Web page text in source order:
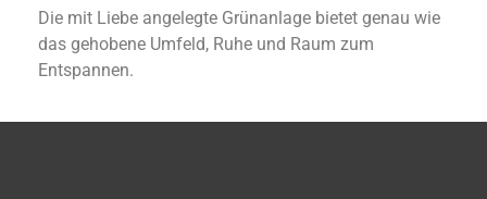
Die mit Liebe angelegte Grünanlage bietet genau wie
das gehobene Umfeld, Ruhe und Raum zum
Entspannen.